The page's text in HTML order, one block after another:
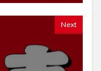
Next